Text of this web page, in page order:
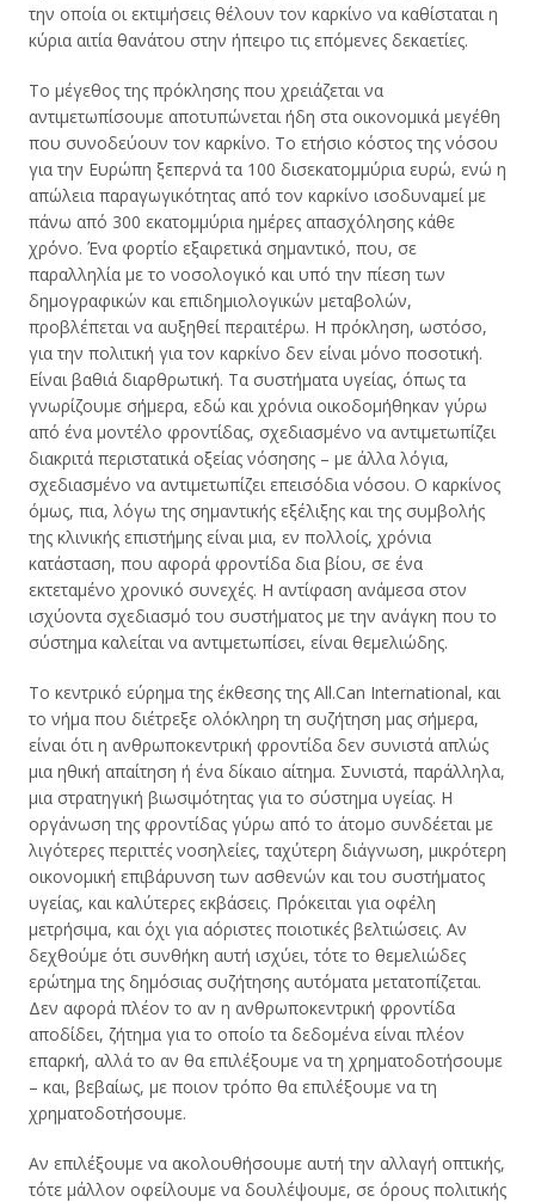
την οποία οι εκτιμήσεις θέλουν τον καρκίνο να καθίσταται η
κύρια αιτία θανάτου στην ήπειρο τις επόμενες δεκαετίες.
Το μέγεθος της πρόκλησης που χρειάζεται να
αντιμετωπίσουμε αποτυπώνεται ήδη στα οικονομικά μεγέθη
που συνοδεύουν τον καρκίνο. Το ετήσιο κόστος της νόσου
για την Ευρώπη ξεπερνά τα 100 δισεκατομμύρια ευρώ, ενώ η
απώλεια παραγωγικότητας από τον καρκίνο ισοδυναμεί με
πάνω από 300 εκατομμύρια ημέρες απασχόλησης κάθε
χρόνο. Ένα φορτίο εξαιρετικά σημαντικό, που, σε
παραλληλία με το νοσολογικό και υπό την πίεση των
δημογραφικών και επιδημιολογικών μεταβολών,
προβλέπεται να αυξηθεί περαιτέρω. Η πρόκληση, ωστόσο,
για την πολιτική για τον καρκίνο δεν είναι μόνο ποσοτική.
Είναι βαθιά διαρθρωτική. Τα συστήματα υγείας, όπως τα
γνωρίζουμε σήμερα, εδώ και χρόνια οικοδομήθηκαν γύρω
από ένα μοντέλο φροντίδας, σχεδιασμένο να αντιμετωπίζει
διακριτά περιστατικά οξείας νόσησης – με άλλα λόγια,
σχεδιασμένο να αντιμετωπίζει επεισόδια νόσου. Ο καρκίνος
όμως, πια, λόγω της σημαντικής εξέλιξης και της συμβολής
της κλινικής επιστήμης είναι μια, εν πολλοίς, χρόνια
κατάσταση, που αφορά φροντίδα δια βίου, σε ένα
εκτεταμένο χρονικό συνεχές. Η αντίφαση ανάμεσα στον
ισχύοντα σχεδιασμό του συστήματος με την ανάγκη που το
σύστημα καλείται να αντιμετωπίσει, είναι θεμελιώδης.
Το κεντρικό εύρημα της έκθεσης της All.Can International, και
το νήμα που διέτρεξε ολόκληρη τη συζήτηση μας σήμερα,
είναι ότι η ανθρωποκεντρική φροντίδα δεν συνιστά απλώς
μια ηθική απαίτηση ή ένα δίκαιο αίτημα. Συνιστά, παράλληλα,
μια στρατηγική βιωσιμότητας για το σύστημα υγείας. Η
οργάνωση της φροντίδας γύρω από το άτομο συνδέεται με
λιγότερες περιττές νοσηλείες, ταχύτερη διάγνωση, μικρότερη
οικονομική επιβάρυνση των ασθενών και του συστήματος
υγείας, και καλύτερες εκβάσεις. Πρόκειται για οφέλη
μετρήσιμα, και όχι για αόριστες ποιοτικές βελτιώσεις. Αν
δεχθούμε ότι συνθήκη αυτή ισχύει, τότε το θεμελιώδες
ερώτημα της δημόσιας συζήτησης αυτόματα μετατοπίζεται.
Δεν αφορά πλέον το αν η ανθρωποκεντρική φροντίδα
αποδίδει, ζήτημα για το οποίο τα δεδομένα είναι πλέον
επαρκή, αλλά το αν θα επιλέξουμε να τη χρηματοδοτήσουμε
– και, βεβαίως, με ποιον τρόπο θα επιλέξουμε να τη
χρηματοδοτήσουμε.
Αν επιλέξουμε να ακολουθήσουμε αυτή την αλλαγή οπτικής,
τότε μάλλον οφείλουμε να δουλέψουμε, σε όρους πολιτικής